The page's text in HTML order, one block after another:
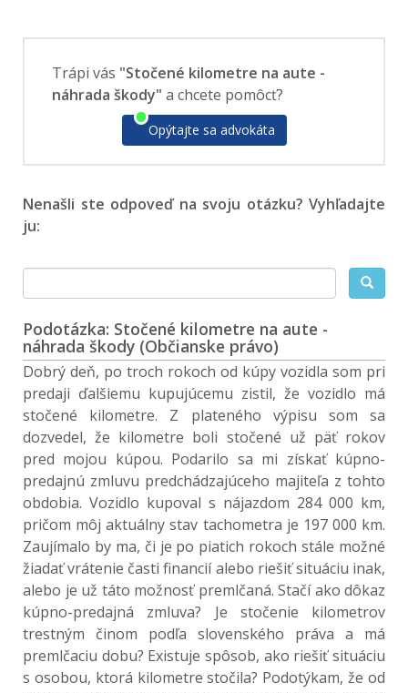
Trápi vás "Stočené kilometre na aute -
náhrada škody" a chcete pomôcť?
Opýtajte sa advokáta
Nenašli ste odpoveď na svoju otázku? Vyhľadajte
ju:
Podotázka: Stočené kilometre na aute -
náhrada škody (Občianske právo)
Dobrý deň, po troch rokoch od kúpy vozidla som pri
predaji ďalšiemu kupujúcemu zistil, že vozidlo má
stočené kilometre. Z plateného výpisu som sa
dozvedel, že kilometre boli stočené už päť rokov
pred mojou kúpou. Podarilo sa mi získať kúpno-
predajnú zmluvu predchádzajúceho majiteľa z tohto
obdobia. Vozidlo kupoval s nájazdom 284 000 km,
pričom môj aktuálny stav tachometra je 197 000 km.
Zaujímalo by ma, či je po piatich rokoch stále možné
žiadať vrátenie časti financií alebo riešiť situáciu inak,
alebo je už táto možnosť premlčaná. Stačí ako dôkaz
kúpno-predajná zmluva? Je stočenie kilometrov
trestným činom podľa slovenského práva a má
premlčaciu dobu? Existuje spôsob, ako riešiť situáciu
s osobou, ktorá kilometre stočila? Podotýkam, že od